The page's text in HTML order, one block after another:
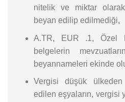
nitelik ve miktar olarak
beyan edilip edilmediği,
A.TR, EUR .1, Özel
belgelerin
beyannameleri ekinde
Vergisi düşük
edilen eşyaların, vergisi